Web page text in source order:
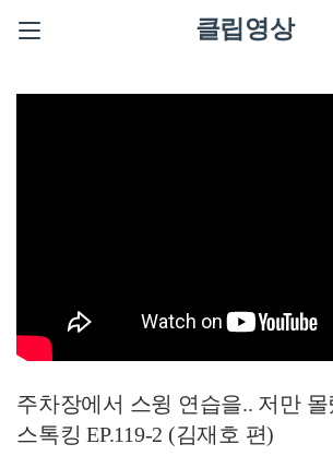
클립영상
주차장에서 스윙 연습을.. 저만
스톡킹 EP.119-2 (김재호 편)